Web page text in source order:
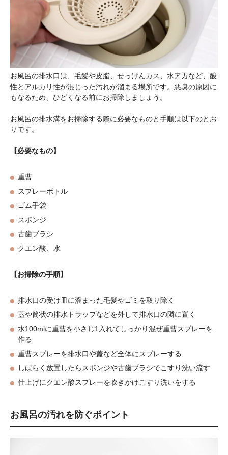
お風呂の排水口は、毛髪や皮脂、せっけんカス、水アカなど、酸
性とアルカリ性が混じった汚れが溜まる場所です。悪臭の原因に
もなるため、ひどくなる前にお掃除しましょう。
お風呂の排水溝をお掃除する際に必要なものと手順は以下のとお
りです。
【必要なもの】
重曹
スプレーボトル
ゴム手袋
スポンジ
古歯ブラシ
クエン酸、水
【お掃除の手順】
排水口の受け皿に溜まった毛髪やゴミを取り除く
蓋や筒状の排水トラップなどを外して排水口の隣に置く
水100mlに重曹を小さじ1入れてしっかり混ぜ重曹スプレーを
作る
重曹スプレーを排水口や蓋など全体にスプレーする
しばらく放置したらスポンジや古歯ブラシでこすり洗い流す
仕上げにクエン酸スプレーを吹きかけこすり洗いをする
お風呂の汚れを防ぐポイント